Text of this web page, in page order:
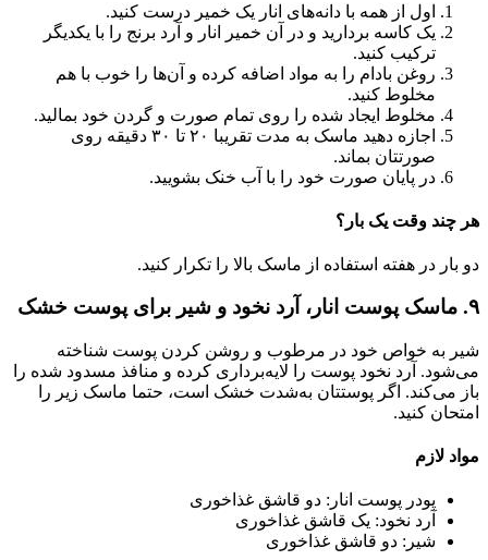
اول از همه با دانه‌های انار یک خمیر درست کنید.
یک کاسه بردارید و در آن خمیر انار و آرد برنج را با یکدیگر
ترکیب کنید.
روغن بادام را به مواد اضافه کرده و آن‌ها را خوب با هم
مخلوط کنید‌.
مخلوط ایجاد شده را روی تمام صورت و گردن خود بمالید.
اجازه دهید ماسک به مدت تقریبا ۲۰ تا ۳۰ دقیقه روی
صورتتان بماند.
در پایان صورت خود را با آب خنک بشویید.
هر چند وقت یک بار؟
دو بار در هفته استفاده از ماسک بالا را تکرار کنید.
۹. ماسک پوست انار، آرد نخود و شیر برای پوست خشک
شیر به خواص خود در مرطوب و روشن کردن پوست شناخته
می‌شود. آرد نخود پوست را لایه‌برداری کرده و منافذ مسدود شده را
باز می‌کند. اگر پوستتان به‌شدت خشک است، حتما ماسک زیر را
امتحان کنید.
مواد لازم
پودر پوست انار: دو قاشق غذاخوری
آرد نخود: یک قاشق غذاخوری
شیر: دو قاشق غذاخوری